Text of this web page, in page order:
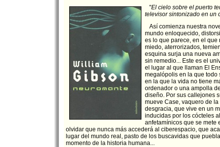
"El cielo sobre el puerto
televisor sintonizado en un
Así comienza nuestra
mundo enloquecido,
es lo que parece, en el que
miedo, aterrorizados,
esquina surja una nueva
sin remedio... Este es el
el lugar al que llaman El
megalópolis en la que todo
en la que la vida no tiene
ordenador o una ampolla
diseño. Por sus callejones
mueve Case, vaquero de
desgracia, que vive en un
inducidas por los cócteles
anfetamínicos que se mete
olvidar que nunca más accederá al ciberespacio, que
lugar del mundo real, pasto de los buscavidas que
momento de la historia humana...